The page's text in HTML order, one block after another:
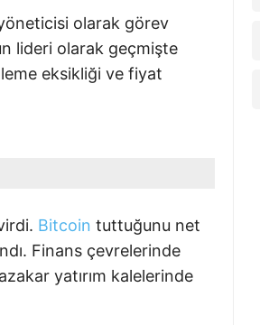
olarak görev
lideri olarak geçmişte
eksikliği ve fiyat
Bitcoin tuttuğunu net
Finans çevrelerinde
yatırım kalelerinde